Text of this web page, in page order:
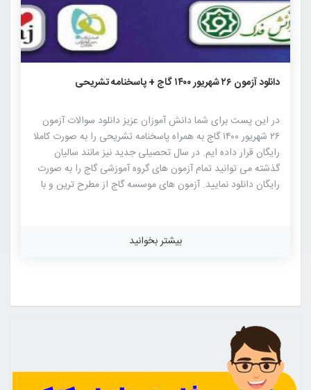
دانلود آزمون ۲۶ شهریور ۱۴۰۰ گاج + پاسخنامه تشریحی
در این پست برای شما دانش آموزان عزیز دانلود سوالات آزمون
۲۶ شهریور ۱۴۰۰ گاج به همراه پاسخنامه تشریحی را به صورت کاملا
رایگان قرار داده ایم. در سال تحصیلی جدید نیز مانند سالیان
گذشته می توانید تمام آزمون های گروه آموزشی گاج را به صورت
رایگان دانلود نمایید. آزمون های موسسه گاج از مطرح ترین و با
مطرح ترین مولفان کتاب های کنکوری موسسات مختلف از جمله
خود گاج بوده که شباهت بسیاری با کنکور های سراسری را دارا می
بیشتر بخوانید